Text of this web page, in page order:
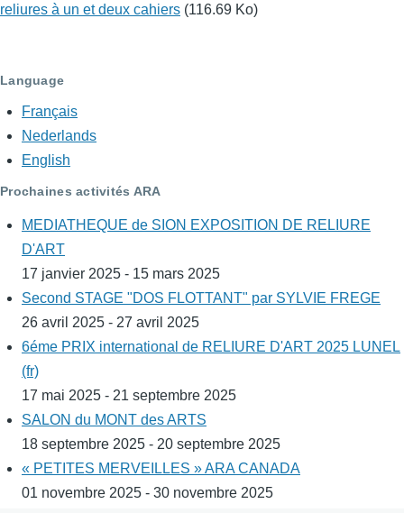
reliures à un et deux cahiers (116.69 Ko)
Language
Français
Nederlands
English
Prochaines activités ARA
MEDIATHEQUE de SION EXPOSITION DE RELIURE
D'ART
17 janvier 2025 - 15 mars 2025
Second STAGE "DOS FLOTTANT" par SYLVIE FREGE
26 avril 2025 - 27 avril 2025
6éme PRIX international de RELIURE D'ART 2025 LUNEL
(fr)
17 mai 2025 - 21 septembre 2025
SALON du MONT des ARTS
18 septembre 2025 - 20 septembre 2025
« PETITES MERVEILLES » ARA CANADA
01 novembre 2025 - 30 novembre 2025